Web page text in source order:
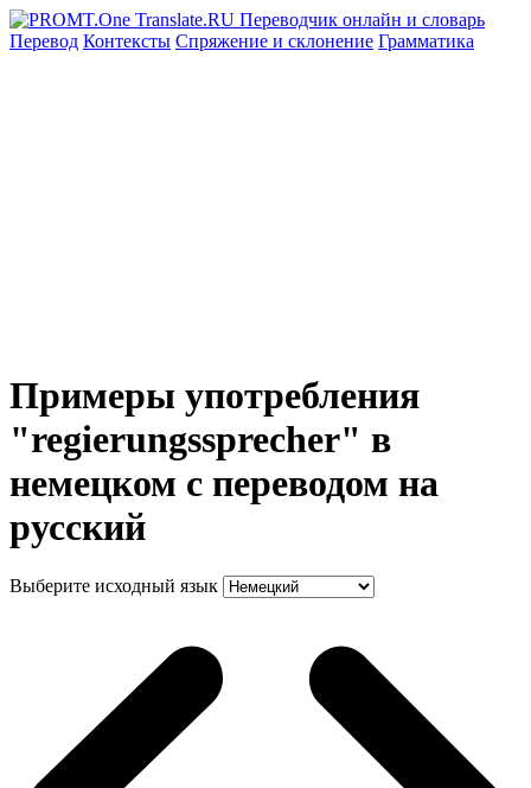
Перевод Контексты Спряжение и склонение Грамматика
Примеры употребления
"regierungssprecher" в
немецком с переводом на
русский
Выберите исходный язык